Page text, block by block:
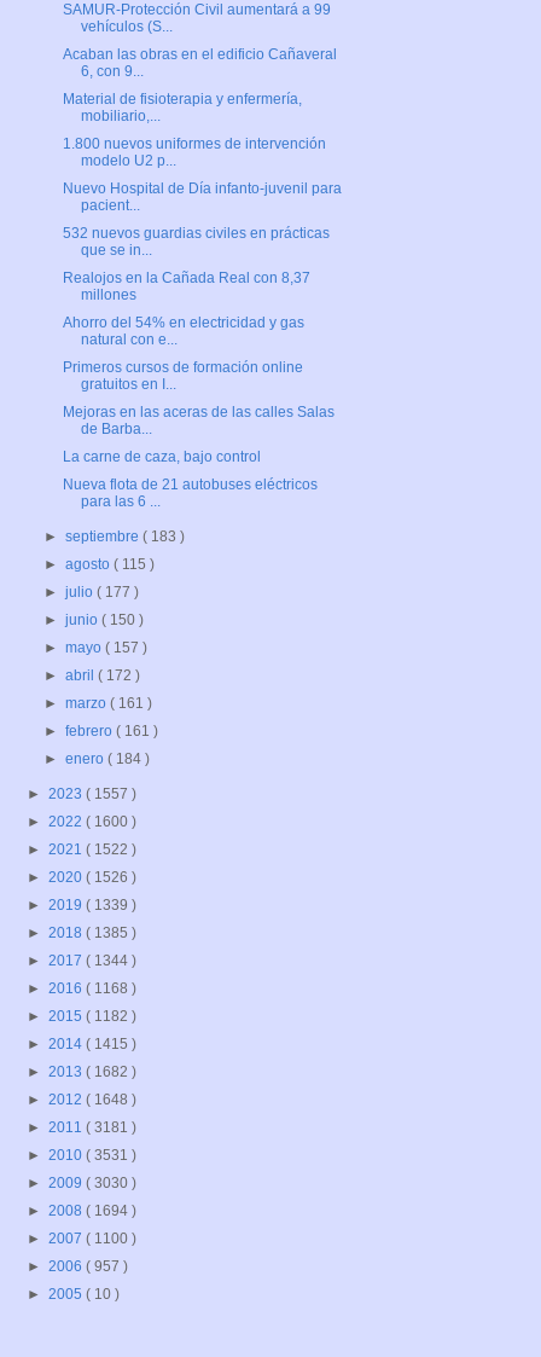
SAMUR-Protección Civil aumentará a 99
vehículos (S...
Acaban las obras en el edificio Cañaveral
6, con 9...
Material de fisioterapia y enfermería,
mobiliario,...
1.800 nuevos uniformes de intervención
modelo U2 p...
Nuevo Hospital de Día infanto-juvenil para
pacient...
532 nuevos guardias civiles en prácticas
que se in...
Realojos en la Cañada Real con 8,37
millones
Ahorro del 54% en electricidad y gas
natural con e...
Primeros cursos de formación online
gratuitos en I...
Mejoras en las aceras de las calles Salas
de Barba...
La carne de caza, bajo control
Nueva flota de 21 autobuses eléctricos
para las 6 ...
►septiembre( 183 )
►agosto( 115 )
►julio( 177 )
►junio( 150 )
►mayo( 157 )
►abril( 172 )
►marzo( 161 )
►febrero( 161 )
►enero( 184 )
► 2023 ( 1557 )
► 2022 ( 1600 )
► 2021 ( 1522 )
► 2020 ( 1526 )
► 2019 ( 1339 )
► 2018 ( 1385 )
► 2017 ( 1344 )
► 2016 ( 1168 )
► 2015 ( 1182 )
► 2014 ( 1415 )
► 2013 ( 1682 )
► 2012 ( 1648 )
► 2011 ( 3181 )
► 2010 ( 3531 )
► 2009 ( 3030 )
► 2008 ( 1694 )
► 2007 ( 1100 )
► 2006 ( 957 )
► 2005 ( 10 )